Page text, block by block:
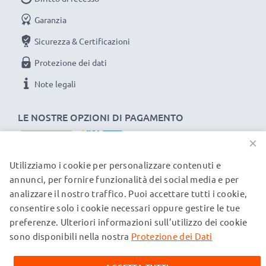
LE NOSTRE OPZIONI DI PAGAMENTO
Garanzia
Sicurezza & Certificazioni
Protezione dei dati
Note legali
I NOSTRI PARTNER DI SPEDIZIONE
© subtel.ch 2026
Tutti i prezzi sono comprensivi di IVA e al netto dei costi di
spedizione. Si prega di notare che tutti i marchi citati sono
menzionati sulle nostre pagine web esclusivamente per
×
Utilizziamo i cookie per personalizzare contenuti e
annunci, per fornire funzionalità dei social media e per
analizzare il nostro traffico. Puoi accettare tutti i cookie,
consentire solo i cookie necessari oppure gestire le tue
preferenze. Ulteriori informazioni sull’utilizzo dei cookie
sono disponibili nella nostra Protezione dei Dati